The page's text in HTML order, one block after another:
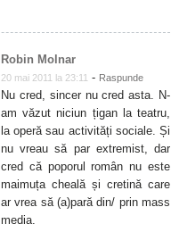
Robin Molnar
20 mai 2011 la 23:11 - Raspunde
Nu cred, sincer nu cred asta. N-
am văzut niciun țigan la teatru,
la operă sau activități sociale. Și
nu vreau să par extremist, dar
cred că poporul român nu este
maimuța cheală și cretină care
ar vrea să (a)pară din/ prin mass
media.